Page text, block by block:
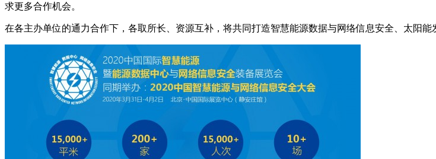
求更多合作机会。
在各主办单位的通力合作下，各取所长、资源互补，将共同打造智慧能源数据与网络信息安全、太阳能